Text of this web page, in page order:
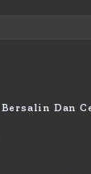
Dan